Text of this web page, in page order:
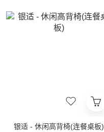
银适 - 休闲高背椅(连餐桌板)